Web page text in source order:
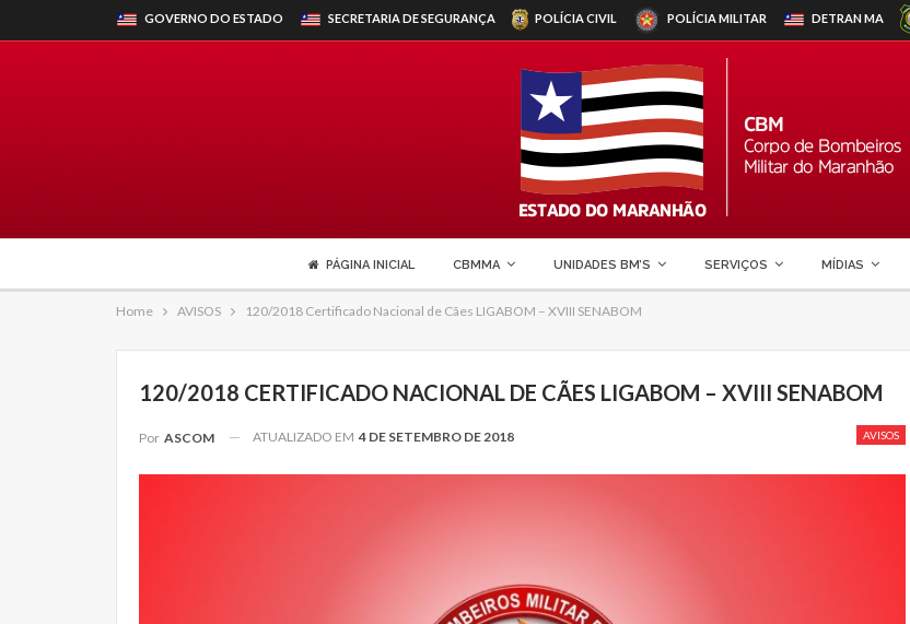
GOVERNO DO ESTADO SECRETARIA DE SEGURANÇA POLÍCIA CIVIL POLÍCIA MILITAR DETRANMA
PÁGINA INICIAL CBMMA UNIDADES BM’S SERVIÇOS MÍDIAS
Home AVISOS 120/2018 Certificado Nacional de Cães LIGABOM – XVIII SENABOM
120/2018 CERTIFICADO NACIONAL DE CÃES LIGABOM – XVIII SENABOM
AVISOS
Por ASCOM ATUALIZADO EM 4 DE SETEMBRO DE 2018